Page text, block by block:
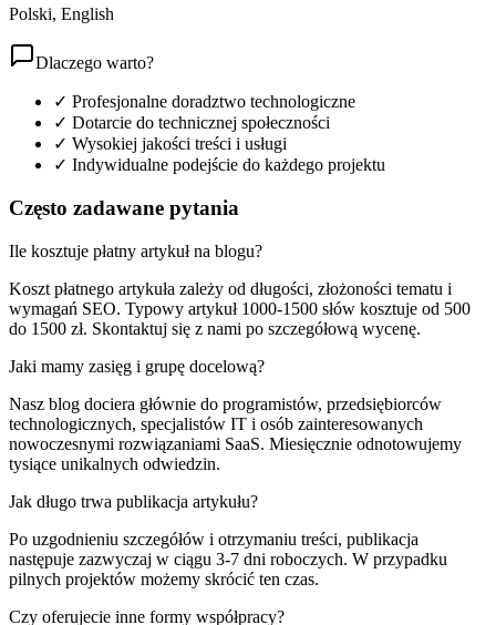
Polski, English
Dlaczego warto?
✓ Profesjonalne doradztwo technologiczne
✓ Dotarcie do technicznej społeczności
✓ Wysokiej jakości treści i usługi
✓ Indywidualne podejście do każdego projektu
Często zadawane pytania
Ile kosztuje płatny artykuł na blogu?
Koszt płatnego artykuła zależy od długości, złożoności tematu i
wymagań SEO. Typowy artykuł 1000-1500 słów kosztuje od 500
do 1500 zł. Skontaktuj się z nami po szczegółową wycenę.
Jaki mamy zasięg i grupę docelową?
Nasz blog dociera głównie do programistów, przedsiębiorców
technologicznych, specjalistów IT i osób zainteresowanych
nowoczesnymi rozwiązaniami SaaS. Miesięcznie odnotowujemy
tysiące unikalnych odwiedzin.
Jak długo trwa publikacja artykułu?
Po uzgodnieniu szczegółów i otrzymaniu treści, publikacja
następuje zazwyczaj w ciągu 3-7 dni roboczych. W przypadku
pilnych projektów możemy skrócić ten czas.
Czy oferujecie inne formy współpracy?